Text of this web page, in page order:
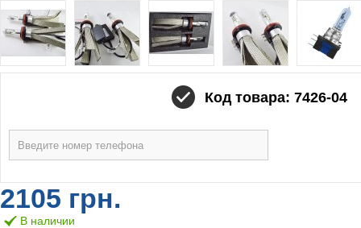
Код товара: 7426-04
2105 грн.
В наличии